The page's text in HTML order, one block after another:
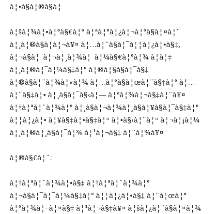
à¦•à§à¦®à§à¦­
à¦šà¦¾à¦•à¦°à§€à¦° à¦ªà¦°à¦¿à¦¬à¦°à§à¦¤à¦¨
à¦¸à¦®à§à¦­à¦¬à¥¤ à¦…à¦¨à§à¦¯à¦¦à¦¿à¦•à§‡,
à¦¬à§à¦¯à¦¬à¦¸à¦¾à¦¯à¦¼à§€à¦°à¦¾ à¦à¦‡
à¦¸à¦®à¦¯à¦¼à§‡à¦° à¦®à¦§à§à¦¯à§‡
à¦®à§à¦¨à¦¾à¦«à¦¾ à¦…à¦°à§à¦œà¦¨à§‡à¦° à¦…
à¦¨à§‡à¦• à¦¸à§à¦¯à§‹à¦— à¦ªà¦¾à¦¬à§‡à¦¨à¥¤
à¦†à¦ªà¦¨à¦¾à¦° à¦¸à§à¦¬à¦¾à¦¸à§à¦¥à§à¦¯à§‡à¦°
à¦¦à¦¿à¦• à¦¥à§‡à¦•à§‡à¦“ à¦•à§‹à¦¨à¦“ à¦¬à¦¡à¦¼
à¦¸à¦®à¦¸à§à¦¯à¦¾ à¦¹à¦¬à§‡ à¦¨à¦¾à¥¤
à¦®à§€à¦¨:
à¦†à¦ªà¦¨à¦¾à¦•à§‡ à¦†à¦ªà¦¨à¦¾à¦°
à¦¬à§à¦¯à¦¯à¦¼à§‡à¦° à¦¦à¦¿à¦•à§‡ à¦¨à¦œà¦°
à¦°à¦¾à¦–à¦¤à§‡ à¦¹à¦¬à§‡à¥¤ à¦šà¦¿à¦¨à§à¦¤à¦¾